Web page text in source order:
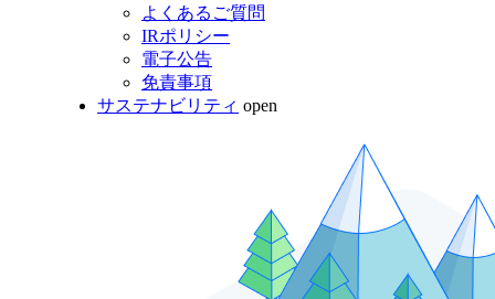
よくあるご質問
IRポリシー
電子公告
免責事項
サステナビリティ open